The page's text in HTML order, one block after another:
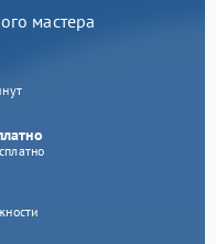
мастера